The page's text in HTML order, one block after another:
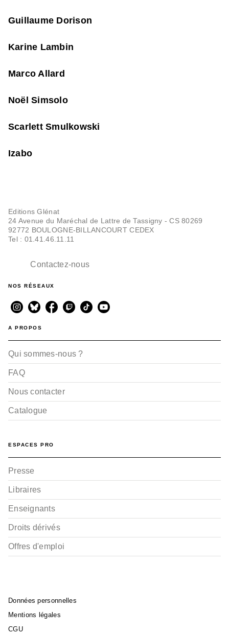
Guillaume Dorison
Karine Lambin
Marco Allard
Noël Simsolo
Scarlett Smulkowski
Izabo
Editions Glénat
24 Avenue du Maréchal de Lattre de Tassigny - CS 80269
92772 BOULOGNE-BILLANCOURT CEDEX
Tel : 01.41.46.11.11
Contactez-nous
NOS RÉSEAUX
A PROPOS
Qui sommes-nous ?
FAQ
Nous contacter
Catalogue
ESPACES PRO
Presse
Libraires
Enseignants
Droits dérivés
Offres d'emploi
Données personnelles
Mentions légales
CGU